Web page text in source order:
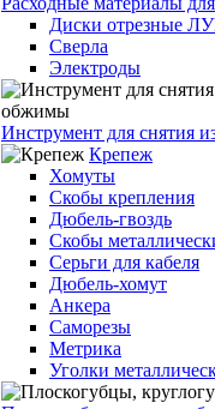
Диски отрезные
Сверла
Электроды
Инструмент для снятия
Крепеж
Хомуты
Скобы крепления
Дюбель-гвоздь
Скобы
Серьги для кабеля
Дюбель-хомут
Анкера
Саморезы
Метрика
Уголки